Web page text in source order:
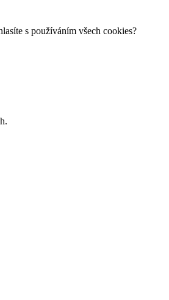
s používáním všech cookies?